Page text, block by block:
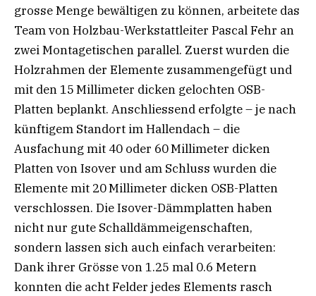
grosse Menge bewältigen zu können, arbeitete das
Team von Holzbau-Werkstattleiter Pascal Fehr an
zwei Montagetischen parallel. Zuerst wurden die
Holzrahmen der Elemente zusammengefügt und
mit den 15 Millimeter dicken gelochten OSB-
Platten beplankt. Anschliessend erfolgte – je nach
künftigem Standort im Hallendach – die
Ausfachung mit 40 oder 60 Millimeter dicken
Platten von Isover und am Schluss wurden die
Elemente mit 20 Millimeter dicken OSB-Platten
verschlossen. Die Isover-Dämmplatten haben
nicht nur gute Schalldämmeigenschaften,
sondern lassen sich auch einfach verarbeiten:
Dank ihrer Grösse von 1.25 mal 0.6 Metern
konnten die acht Felder jedes Elements rasch